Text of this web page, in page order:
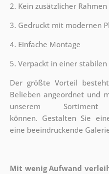
2. Kein zusätzlicher
3. Gedruckt mit modernen
4. Einfache Montage
5. Verpackt in einer
Der größte Vorteil
Belieben angeordnet und
unserem
können. Gestalten Sie
eine beeindruckende
Mit wenig Aufwand